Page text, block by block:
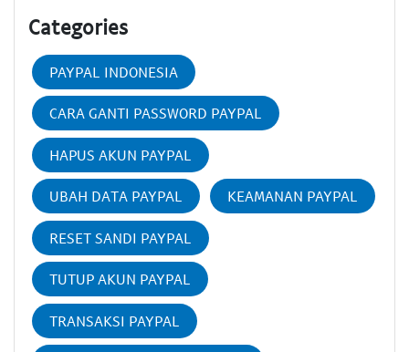
Categories
PAYPAL INDONESIA
CARA GANTI PASSWORD PAYPAL
HAPUS AKUN PAYPAL
UBAH DATA PAYPAL KEAMANAN PAYPAL
RESET SANDI PAYPAL
TUTUP AKUN PAYPAL
TRANSAKSI PAYPAL